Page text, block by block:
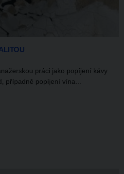
práci jako popíjení kávy
případně popíjení vína...